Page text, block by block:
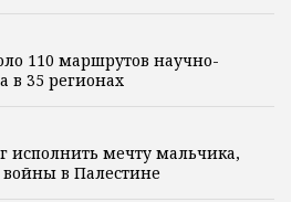
110 маршрутов научно-
в 35 регионах
мечту мальчика,
в Палестине